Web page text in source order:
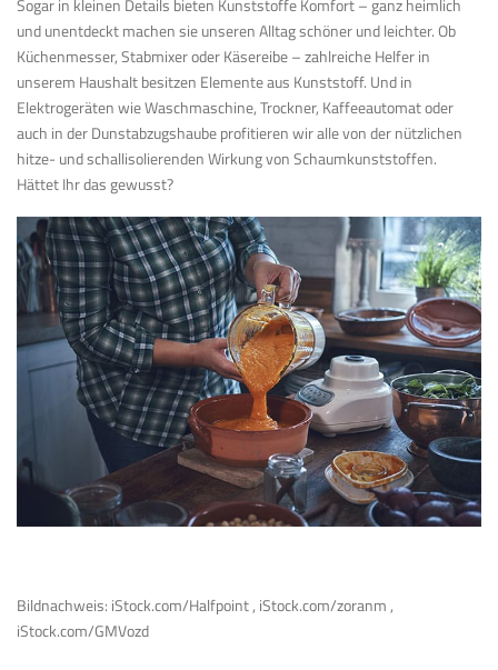
Sogar in kleinen Details bieten Kunststoffe Komfort – ganz heimlich
und unentdeckt machen sie unseren Alltag schöner und leichter. Ob
Küchenmesser, Stabmixer oder Käsereibe – zahlreiche Helfer in
unserem Haushalt besitzen Elemente aus Kunststoff. Und in
Elektrogeräten wie Waschmaschine, Trockner, Kaffeeautomat oder
auch in der Dunstabzugshaube profitieren wir alle von der nützlichen
hitze- und schallisolierenden Wirkung von Schaumkunststoffen.
Hättet Ihr das gewusst?
Bildnachweis: iStock.com/Halfpoint , iStock.com/zoranm ,
iStock.com/GMVozd